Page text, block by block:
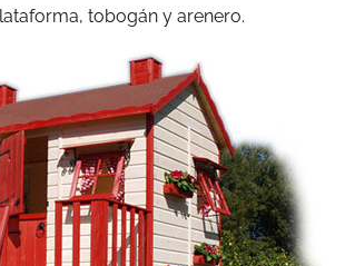
tobogán y arenero.